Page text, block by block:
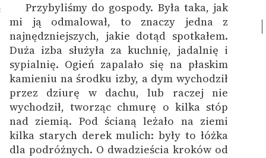
Przybyliśmy do gospody. Była taka, jak
mi ją odmalował, to znaczy jedna z
najnędzniejszych, jakie dotąd spotkałem.
Duża izba służyła za kuchnię, jadalnię i
sypialnię. Ogień zapalało się na płaskim
kamieniu na środku izby, a dym wychodził
przez dziurę w dachu, lub raczej nie
wychodził, tworząc chmurę o kilka stóp
nad ziemią. Pod ścianą leżało na ziemi
kilka starych derek mulich: były to łóżka
dla podróżnych. O dwadzieścia kroków od